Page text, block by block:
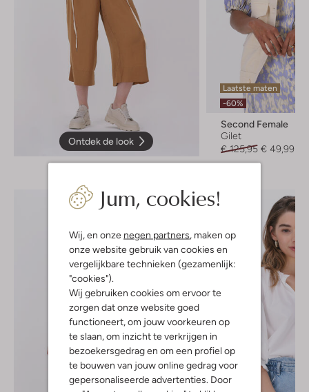
Jum, cookies!
Wij, en onze negen partners , maken op
onze website gebruik van cookies en
vergelijkbare technieken (gezamenlijk:
"cookies").
Wij gebruiken cookies om ervoor te
zorgen dat onze website goed
functioneert, om jouw voorkeuren op
te slaan, om inzicht te verkrijgen in
bezoekersgedrag en om een profiel op
te bouwen van jouw online gedrag voor
gepersonaliseerde advertenties. Door
Ontdek de look
Laatste maten
-60%
Second Female
Gilet
€ 125,95 € 49,99